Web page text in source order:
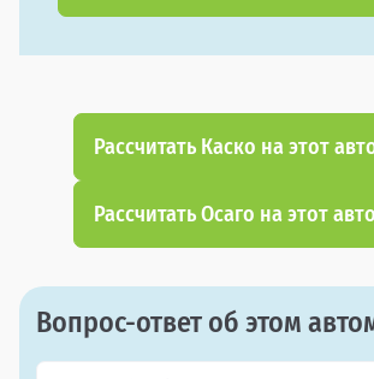
Рассчитать Каско на этот
Рассчитать Осаго на этот
Вопрос-ответ об этом